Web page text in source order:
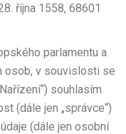
října 1558, 68601
parlamentu a
osob, v souvislosti se
souhlasím
(dále jen „správce“)
(dále jen osobní